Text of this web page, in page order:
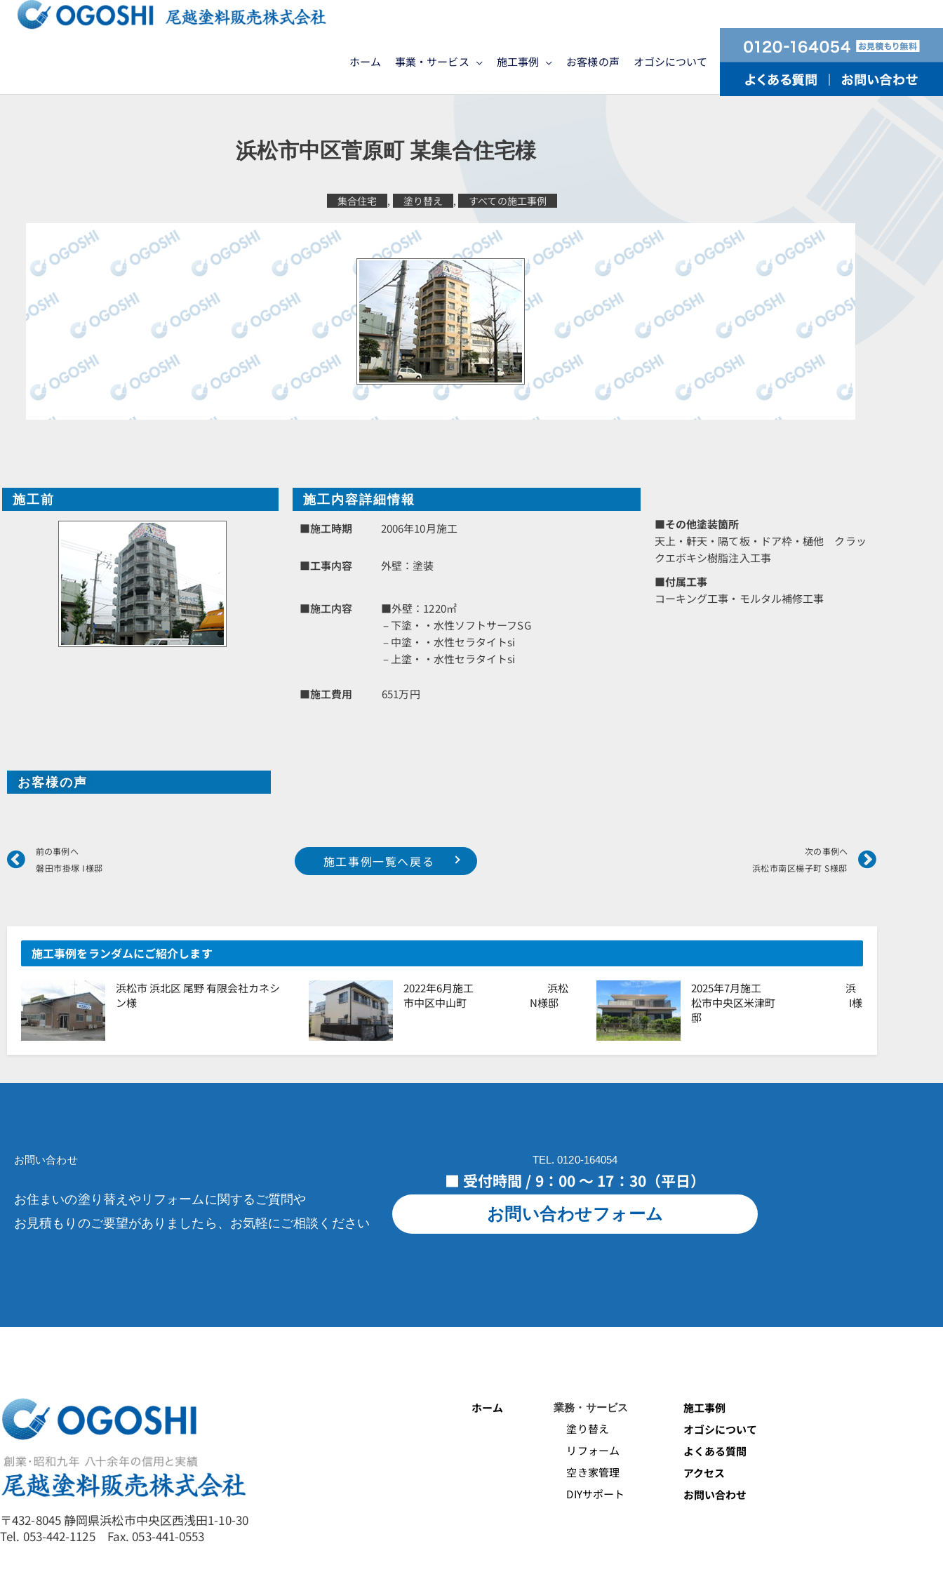
ッ
ホーム 事業・サービス 施工事例 お客様の声 オゴシについて
浜松市中区菅原町 某集合住宅様
集合住宅 , 塗り替え , すべての施工事例
施工前
施工内容詳細情報
■施工時期
2006年10月施工
■工事内容 外壁：塗装
■施工内容
■外壁：1220㎡
– 下塗・・水性ソフトサーフSG
– 中塗・・水性セラタイトsi
– 上塗・・水性セラタイトsi
■施工費用 651万円
■その他塗装箇所
天上・軒天・隔て板・ドア枠・樋他 クラッ
クエボキシ樹脂注入工事
■付属工事
コーキング工事・モルタル補修工事
お客様の声
Prev
前の事例へ
磐田市掛塚 I様邸
次の事例へ
浜松市南区楊子町 S様邸
Next
施工事例一覧へ戻る
施工事例をランダムにご紹介します
浜松市 浜北区 尾野 有限会社カネシ
ン様
2022年6月施工 浜松
市中区中山町 N様邸
2025年7月施工 浜
松市中央区米津町 I様
邸
お問い合わせ
お住まいの塗り替えやリフォームに関するご質問や
お見積もりのご要望がありましたら、お気軽にご相談ください
TEL. 0120-164054
■ 受付時間 / 9：00 ～ 17：30（平日）
お問い合わせフォーム
〒432-8045 静岡県浜松市中央区西浅田1-10-30
Tel. 053-442-1125 Fax. 053-441-0553
ホーム 業務・サービス
塗り替え
リフォーム
空き家管理
DIYサポート
施工事例
オゴシについて
よくある質問
アクセス
お問い合わせ